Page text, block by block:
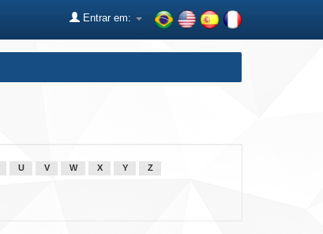
Entrar em:
U V W X Y Z